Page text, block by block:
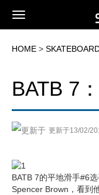
HOME >
BATB 7
更新于13/02/
BATB 7的平地滑手#6
Spencer Brown，看到